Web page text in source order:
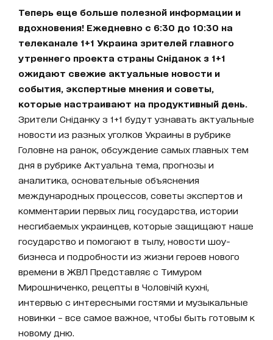
Теперь еще больше полезной информации и
вдохновения! Ежедневно с 6:30 до 10:30 на
телеканале 1+1 Украина зрителей главного
утреннего проекта страны Сніданок з 1+1
ожидают свежие актуальные новости и
события, экспертные мнения и советы,
которые настраивают на продуктивный день.
Зрители Сніданку з 1+1 будут узнавать актуальные
новости из разных уголков Украины в рубрике
Головне на ранок, обсуждение самых главных тем
дня в рубрике Актуальна тема, прогнозы и
аналитика, основательные объяснения
международных процессов, советы экспертов и
комментарии первых лиц государства, истории
несгибаемых украинцев, которые защищают наше
государство и помогают в тылу, новости шоу-
бизнеса и подробности из жизни героев нового
времени в ЖВЛ Представляє с Тимуром
Мирошниченко, рецепты в Чоловічій кухні,
интервью с интересными гостями и музыкальные
новинки – все самое важное, чтобы быть готовым к
новому дню.